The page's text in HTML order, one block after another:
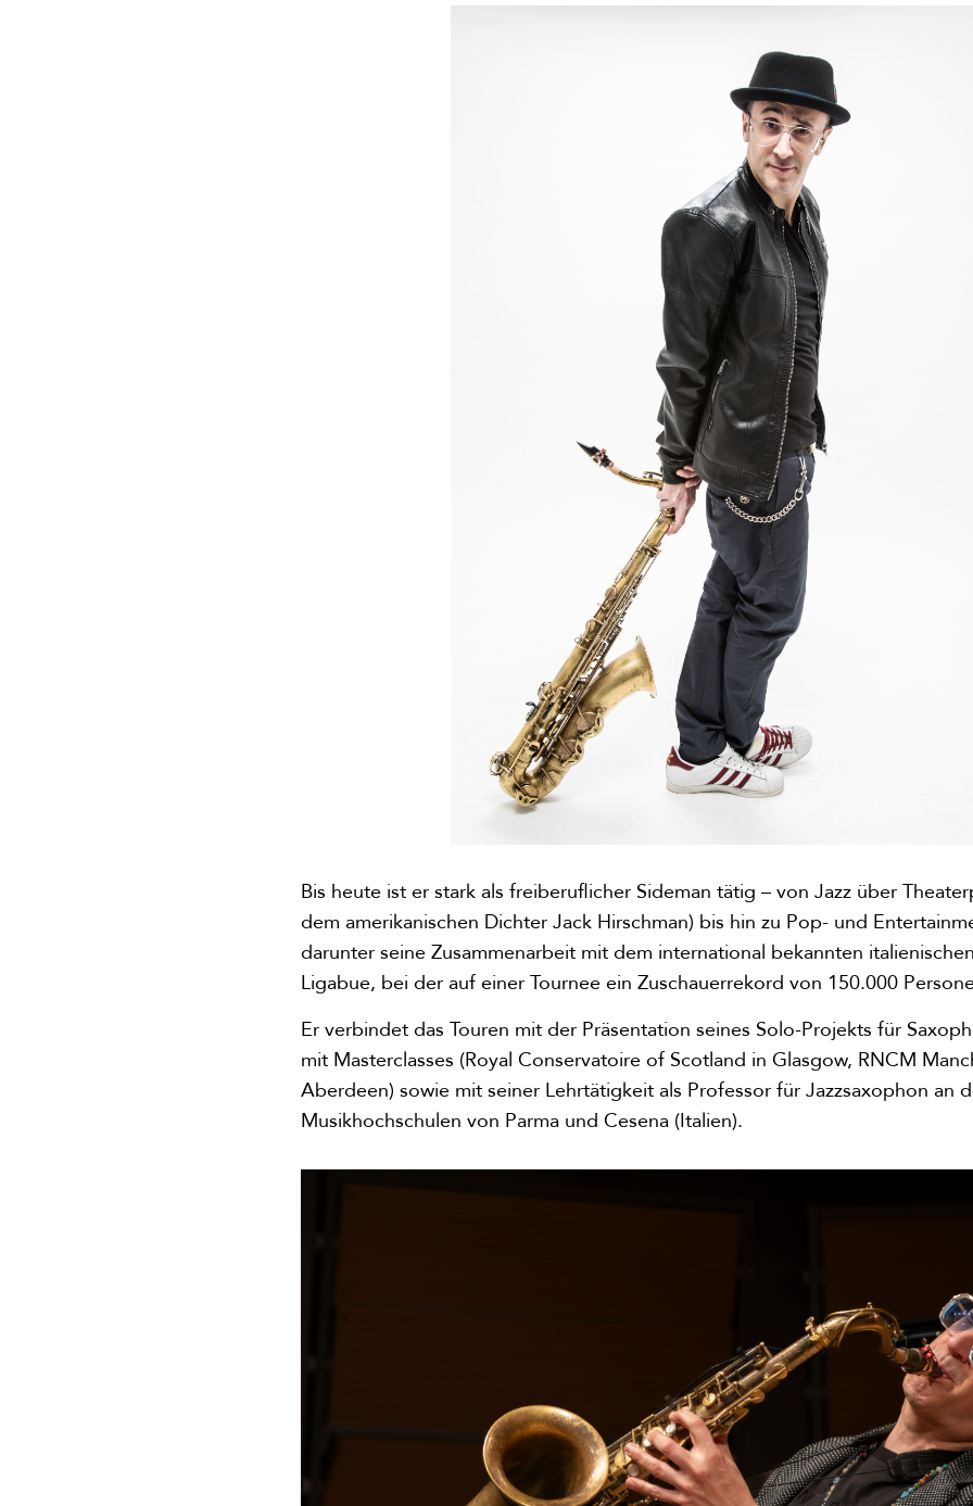
Bis heute ist er stark als freiberuflicher Sideman tätig – von Jazz über
dem amerikanischen Dichter Jack Hirschman) bis hin zu Pop- und
darunter seine Zusammenarbeit mit dem international bekannten
Ligabue, bei der auf einer Tournee ein Zuschauerrekord von 150.000
Er verbindet das Touren mit der Präsentation seines Solo-Projekts für
mit Masterclasses (Royal Conservatoire of Scotland in Glasgow, RNCM
Aberdeen) sowie mit seiner Lehrtätigkeit als Professor für Jazzsaxophon an
Musikhochschulen von Parma und Cesena (Italien).